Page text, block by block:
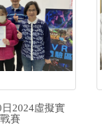
2024虛擬實
賽